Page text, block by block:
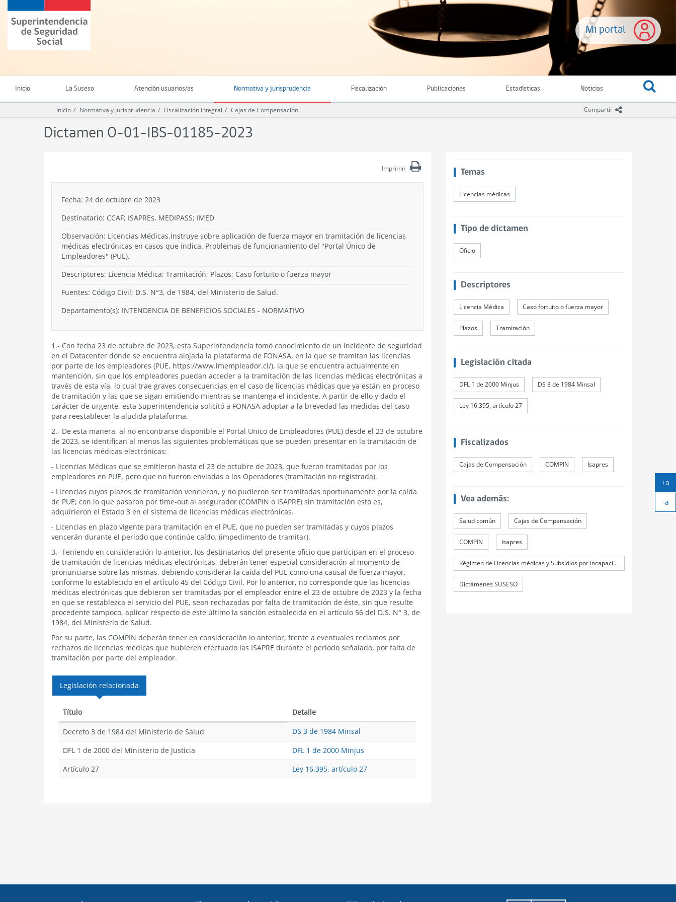
contenido
principal
Mi portal
Superintendencia
de
Seguridad
(SUSESO)
Chile
Inicio La Suseso Atención usuarios/as Normativa y jurisprudencia Fiscalización Publicaciones Estadísticas Noticias
Compartir icono compartir
Inicio Normativa y Jurisprudencia Fiscalización integral Cajas de Compensación
Dictamen O-01-IBS-01185-2023
Imprimir
Fecha: 24 de octubre de 2023
Destinatario: CCAF; ISAPREs, MEDIPASS; IMED
Observación: Licencias Médicas.Instruye sobre aplicación de fuerza mayor en tramitación de licencias
médicas electrónicas en casos que indica. Problemas de funcionamiento del "Portal Único de
Empleadores" (PUE).
Descriptores: Licencia Médica; Tramitación; Plazos; Caso fortuito o fuerza mayor
Fuentes: Código Civil; D.S. N°3, de 1984, del Ministerio de Salud.
Departamento(s): INTENDENCIA DE BENEFICIOS SOCIALES - NORMATIVO
1.- Con fecha 23 de octubre de 2023, esta Superintendencia tomó conocimiento de un incidente de seguridad
en el Datacenter donde se encuentra alojada la plataforma de FONASA, en la que se tramitan las licencias
por parte de los empleadores (PUE, https://www.lmempleador.cl/), la que se encuentra actualmente en
mantención, sin que los empleadores puedan acceder a la tramitación de las licencias médicas electrónicas a
través de esta vía, lo cual trae graves consecuencias en el caso de licencias médicas que ya están en proceso
de tramitación y las que se sigan emitiendo mientras se mantenga el incidente. A partir de ello y dado el
carácter de urgente, esta Superintendencia solicitó a FONASA adoptar a la brevedad las medidas del caso
para reestablecer la aludida plataforma.
2.- De esta manera, al no encontrarse disponible el Portal Unico de Empleadores (PUE) desde el 23 de octubre
de 2023, se identifican al menos las siguientes problemáticas que se pueden presentar en la tramitación de
las licencias médicas electrónicas:
- Licencias Médicas que se emitieron hasta el 23 de octubre de 2023, que fueron tramitadas por los
empleadores en PUE, pero que no fueron enviadas a los Operadores (tramitación no registrada).
- Licencias cuyos plazos de tramitación vencieron, y no pudieron ser tramitadas oportunamente por la caída
de PUE; con lo que pasaron por time-out al asegurador (COMPIN o ISAPRE) sin tramitación esto es,
adquirieron el Estado 3 en el sistema de licencias médicas electrónicas.
- Licencias en plazo vigente para tramitación en el PUE, que no pueden ser tramitadas y cuyos plazos
vencerán durante el periodo que continúe caído. (impedimento de tramitar).
3.- Teniendo en consideración lo anterior, los destinatarios del presente oficio que participan en el proceso
de tramitación de licencias médicas electrónicas, deberán tener especial consideración al momento de
pronunciarse sobre las mismas, debiendo considerar la caída del PUE como una causal de fuerza mayor,
conforme lo establecido en el artículo 45 del Código Civil. Por lo anterior, no corresponde que las licencias
médicas electrónicas que debieron ser tramitadas por el empleador entre el 23 de octubre de 2023 y la fecha
en que se restablezca el servicio del PUE, sean rechazadas por falta de tramitación de éste, sin que resulte
procedente tampoco, aplicar respecto de este último la sanción establecida en el artículo 56 del D.S. N° 3, de
1984, del Ministerio de Salud.
Por su parte, las COMPIN deberán tener en consideración lo anterior, frente a eventuales reclamos por
rechazos de licencias médicas que hubieren efectuado las ISAPRE durante el periodo señalado, por falta de
tramitación por parte del empleador.
Legislación relacionada
Título Detalle
Decreto 3 de 1984 del Ministerio de Salud
DS 3 de 1984 Minsal
DFL 1 de 2000 del Ministerio de Justicia
DFL 1 de 2000 Minjus
Artículo 27
Ley 16.395, artículo 27
Temas
Licencias médicas
Tipo de dictamen
Oficio
Descriptores
Licencia Médica Caso fortuito o fuerza mayor
Plazos Tramitación
Legislación citada
DFL 1 de 2000 Minjus DS 3 de 1984 Minsal
Ley 16.395, artículo 27
Fiscalizados
Cajas de Compensación COMPIN Isapres
Vea además:
Salud común Cajas de Compensación
COMPIN Isapres
Régimen de Licencias médicas y Subsidios por incapacidad laboral (SIL)
Dictámenes SUSESO
+a
-a